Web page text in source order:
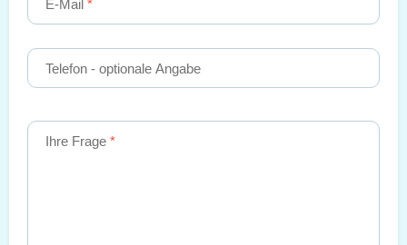
E-Mail
Telefon - optionale Angabe
Ihre Frage